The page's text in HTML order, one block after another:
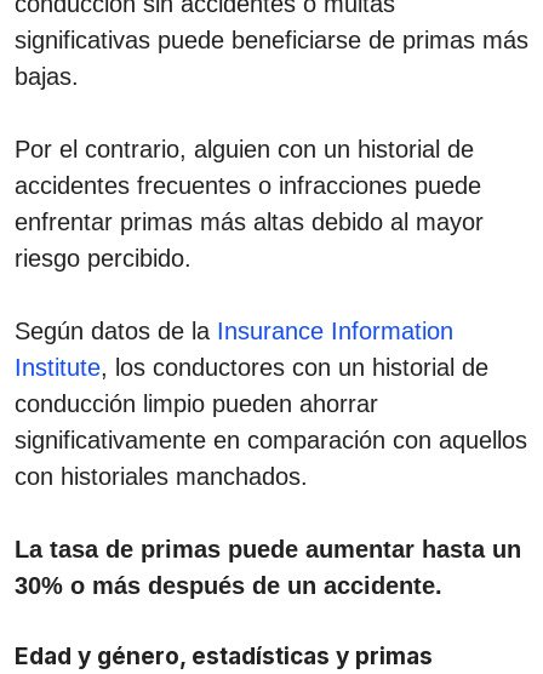
significativas puede beneficiarse de primas más
bajas.
Por el contrario, alguien con un historial de
accidentes frecuentes o infracciones puede
enfrentar primas más altas debido al mayor
riesgo percibido.
Según datos de la Insurance Information
Institute, los conductores con un historial de
conducción limpio pueden ahorrar
significativamente en comparación con aquellos
con historiales manchados.
La tasa de primas puede aumentar hasta un
30% o más después de un accidente.
Edad y género, estadísticas y primas